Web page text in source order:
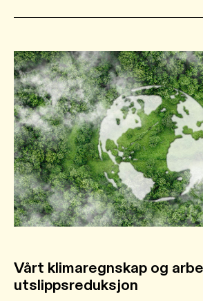
Vårt klimaregnskap og
utslippsreduksjon